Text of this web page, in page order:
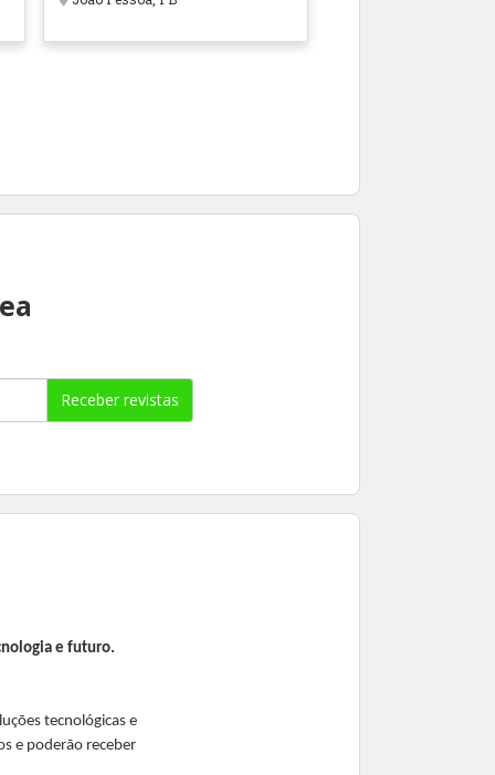
Receber revistas
e futuro.
tecnológicas e
e poderão receber